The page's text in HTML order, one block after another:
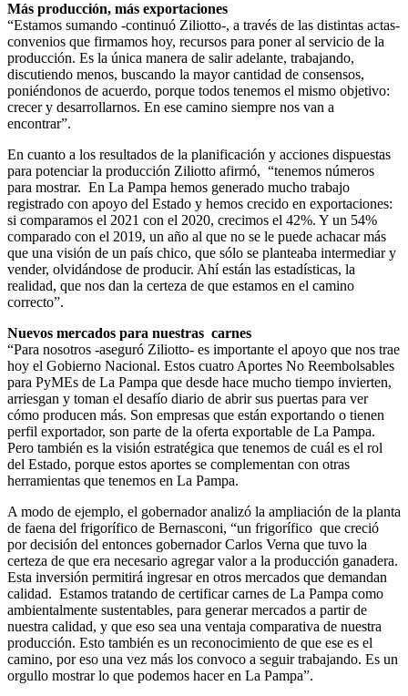
Más producción, más exportaciones
“Estamos sumando -continuó Ziliotto-, a través de las distintas actas-
convenios que firmamos hoy, recursos para poner al servicio de la
producción. Es la única manera de salir adelante, trabajando,
discutiendo menos, buscando la mayor cantidad de consensos,
poniéndonos de acuerdo, porque todos tenemos el mismo objetivo:
crecer y desarrollarnos. En ese camino siempre nos van a
encontrar”.
En cuanto a los resultados de la planificación y acciones dispuestas
para potenciar la producción Ziliotto afirmó, “tenemos números
para mostrar. En La Pampa hemos generado mucho trabajo
registrado con apoyo del Estado y hemos crecido en exportaciones:
si comparamos el 2021 con el 2020, crecimos el 42%. Y un 54%
comparado con el 2019, un año al que no se le puede achacar más
que una visión de un país chico, que sólo se planteaba intermediar y
vender, olvidándose de producir. Ahí están las estadísticas, la
realidad, que nos dan la certeza de que estamos en el camino
correcto”.
Nuevos mercados para nuestras carnes
“Para nosotros -aseguró Ziliotto- es importante el apoyo que nos trae
hoy el Gobierno Nacional. Estos cuatro Aportes No Reembolsables
para PyMEs de La Pampa que desde hace mucho tiempo invierten,
arriesgan y toman el desafío diario de abrir sus puertas para ver
cómo producen más. Son empresas que están exportando o tienen
perfil exportador, son parte de la oferta exportable de La Pampa.
Pero también es la visión estratégica que tenemos de cuál es el rol
del Estado, porque estos aportes se complementan con otras
herramientas que tenemos en La Pampa.
A modo de ejemplo, el gobernador analizó la ampliación de la planta
de faena del frigorífico de Bernasconi, “un frigorífico que creció
por decisión del entonces gobernador Carlos Verna que tuvo la
certeza de que era necesario agregar valor a la producción ganadera.
Esta inversión permitirá ingresar en otros mercados que demandan
calidad. Estamos tratando de certificar carnes de La Pampa como
ambientalmente sustentables, para generar mercados a partir de
nuestra calidad, y que eso sea una ventaja comparativa de nuestra
producción. Esto también es un reconocimiento de que ese es el
camino, por eso una vez más los convoco a seguir trabajando. Es un
orgullo mostrar lo que podemos hacer en La Pampa”.